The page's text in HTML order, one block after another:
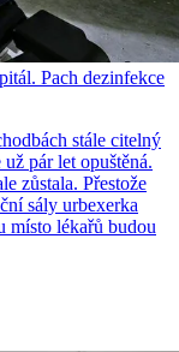
Pach dezinfekce
stále citelný
pár let opuštěná.
zůstala. Přestože
sály urbexerka
místo lékařů budou